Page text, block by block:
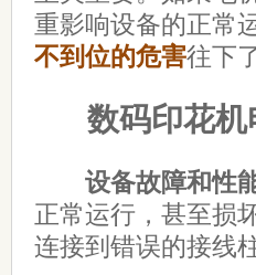
重影响设备的正常
不到位的危害往下
数码印花机
设备故障和性
正常运行，甚至损
连接到错误的接线